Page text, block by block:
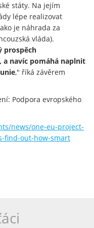
státy. Na jejím
lépe realizovat
je náhrada za
vláda).
prospěch
a navíc pomáhá naplnit
," říká závěrem
Podpora evropského
news/one-eu-project-
find-out-how-smart